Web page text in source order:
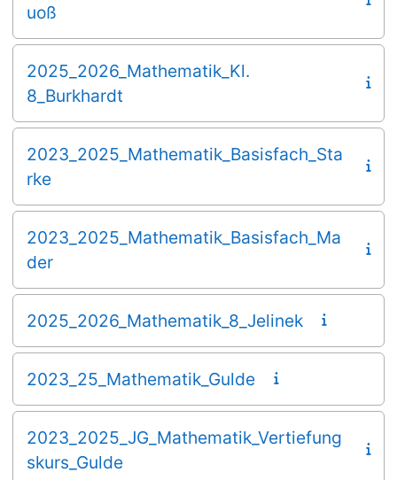
uoß
2025_2026_Mathematik_Kl.
8_Burkhardt
2023_2025_Mathematik_Basisfach_Sta
rke
2023_2025_Mathematik_Basisfach_Ma
der
2025_2026_Mathematik_8_Jelinek
2023_25_Mathematik_Gulde
2023_2025_JG_Mathematik_Vertiefung
skurs_Gulde